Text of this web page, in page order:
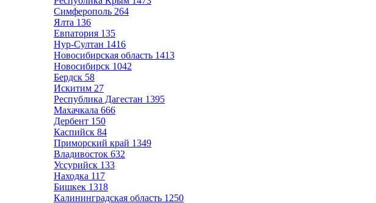
Симферополь 264
Ялта 136
Евпатория 135
Нур-Султан 1416
Новосибирская область 1413
Новосибирск 1042
Бердск 58
Искитим 27
Республика Дагестан 1395
Махачкала 666
Дербент 150
Каспийск 84
Приморский край 1349
Владивосток 632
Уссурийск 133
Находка 117
Бишкек 1318
Калининградская область 1250